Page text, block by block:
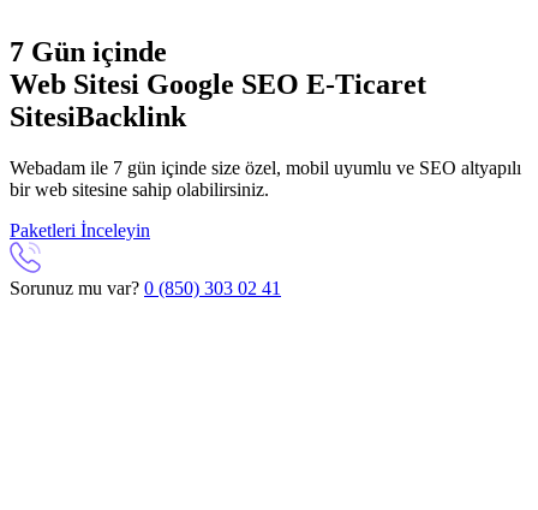
7 Gün içinde
Web Sitesi Google SEO E-Ticaret
SitesiBacklink
Webadam ile 7 gün içinde size özel, mobil uyumlu ve SEO altyapılı
bir web sitesine sahip olabilirsiniz.
Paketleri İnceleyin
Sorunuz mu var? 0 (850) 303 02 41